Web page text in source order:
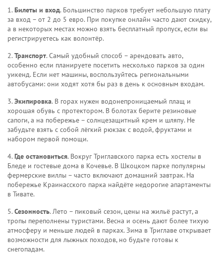
1. Билеты и вход. Большинство парков требует небольшую плату
за вход – от 2 до 5 евро. При покупке онлайн часто дают скидку,
а в некоторых местах можно взять бесплатный пропуск, если вы
регистрируетесь как волонтёр.
2. Транспорт. Самый удобный способ – арендовать авто,
особенно если планируете посетить несколько парков за один
уикенд. Если нет машины, воспользуйтесь региональными
автобусами: они ходят хотя бы раз в день к основным входам.
3. Экипировка. В горах нужен водонепроницаемый плащ и
хорошая обувь с протектором. В болотах берите резиновые
сапоги, а на побережье – солнцезащитный крем и шляпу. Не
забудьте взять с собой лёгкий рюкзак с водой, фруктами и
набором первой помощи.
4. Где остановиться. Вокруг Триглавского парка есть хостелы в
Бледе и гостевые дома в Кочевье. В Шкоцком парке популярны
фермерские виллы – часто включают домашний завтрак. На
побережье Краинасского парка найдёте недорогие апартаменты
в Тивате.
5. Сезонность. Лето – пиковый сезон, цены на жильё растут, а
тропы переполнены туристами. Весна и осень дают более тихую
атмосферу и меньше людей в парках. Зима в Триглаве открывает
возможности для лыжных походов, но будьте готовы к
снегопадам.